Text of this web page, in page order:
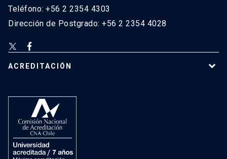
Teléfono: +56 2 2354 4303
Dirección de Postgrado: +56 2 2354 4028
ACREDITACIÓN